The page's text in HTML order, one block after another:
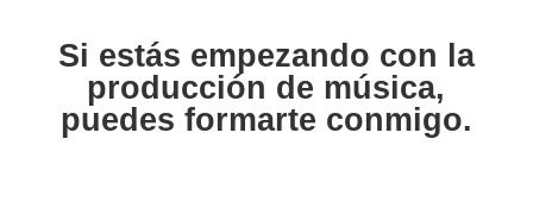
Si estás empezando con la
producción de música,
puedes formarte conmigo.